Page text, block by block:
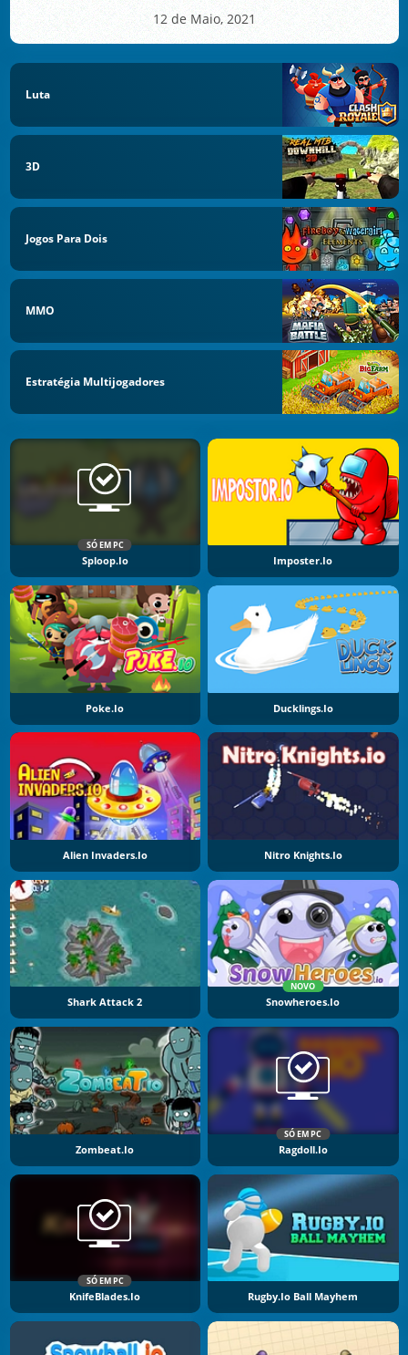
12 de Maio, 2021
Luta
3D
Jogos Para Dois
MMO
Estratégia Multijogadores
SÓ EM PC
Sploop.io Imposter.io
Poke.io Ducklings.io
Alien Invaders.io Nitro Knights.Io
Shark Attack 2
NOVO
Snowheroes.io
Zombeat.io
SÓ EM PC
Ragdoll.io
SÓ EM PC
KnifeBlades.io Rugby.io Ball Mayhem